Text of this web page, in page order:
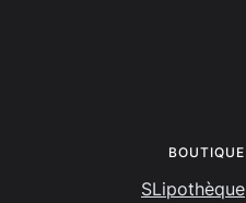
BOUTIQUE
SLipothèque